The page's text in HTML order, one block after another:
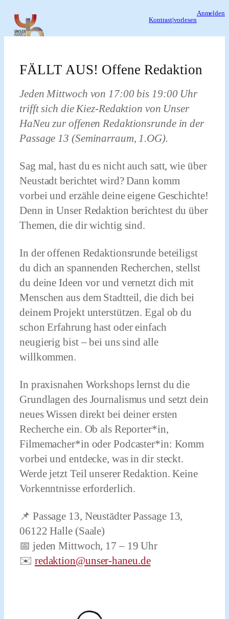
Inhalt
springen
Kontrast| vorlesen
Anmelden
FÄLLT AUS! Offene Redaktion
Jeden Mittwoch von 17:00 bis 19:00 Uhr
trifft sich die Kiez-Redaktion von Unser
HaNeu zur offenen Redaktionsrunde in der
Passage 13 (Seminarraum, 1.OG).
Sag mal, hast du es nicht auch satt, wie über
Neustadt berichtet wird? Dann komm
vorbei und erzähle deine eigene Geschichte!
Denn inUnser Redaktion berichtest du über
Themen, die dir wichtig sind.
In der offenen Redaktionsrunde beteiligst
du dich an spannenden Recherchen, stellst
du deine Ideen vor und vernetzt dich mit
Menschen aus dem Stadtteil, die dich bei
deinem Projekt unterstützen. Egal ob du
schon Erfahrung hast oder einfach
neugierig bist – bei uns sind alle
willkommen.
In praxisnahen Workshops lernst du die
Grundlagen des Journalismus und setzt dein
neues Wissen direkt bei deiner ersten
Recherche ein. Ob als Reporter*in,
Filmemacher*in oder Podcaster*in: Komm
vorbei und entdecke, was in dir steckt.
Werde jetzt Teil unserer Redaktion. Keine
Vorkenntnisse erforderlich.
📌 Passage 13, Neustädter Passage 13,
06122 Halle (Saale)
📅 jeden Mittwoch, 17 – 19 Uhr
✉️ redaktion@unser-haneu.de